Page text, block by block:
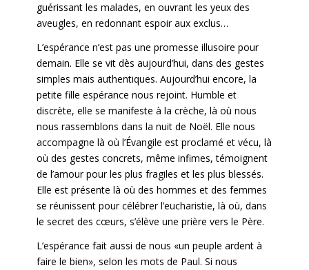
guérissant les malades, en ouvrant les yeux des
aveugles, en redonnant espoir aux exclus…
L’espérance n’est pas une promesse illusoire pour
demain. Elle se vit dès aujourd’hui, dans des gestes
simples mais authentiques. Aujourd’hui encore, la
petite fille espérance nous rejoint. Humble et
discrète, elle se manifeste à la crèche, là où nous
nous rassemblons dans la nuit de Noël. Elle nous
accompagne là où l’Évangile est proclamé et vécu, là
où des gestes concrets, même infimes, témoignent
de l’amour pour les plus fragiles et les plus blessés.
Elle est présente là où des hommes et des femmes
se réunissent pour célébrer l’eucharistie, là où, dans
le secret des cœurs, s’élève une prière vers le Père.
L’espérance fait aussi de nous «un peuple ardent à
faire le bien», selon les mots de Paul. Si nous